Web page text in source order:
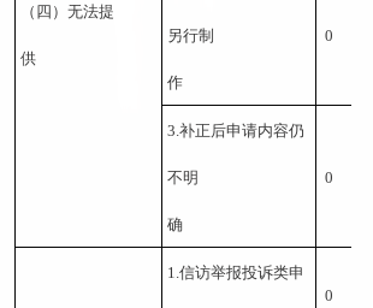
（四）无法提
供
另行制
作
0
3.补正后申请内容仍
不明
确
0
1.信访举报投诉类申
0